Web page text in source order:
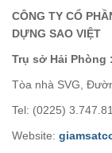
CÔNG TY CỔ
DỰNG SAO VIỆT
Trụ sở Hải Phòng :
Tòa nhà SVG,
Tel: (0225)
Website: